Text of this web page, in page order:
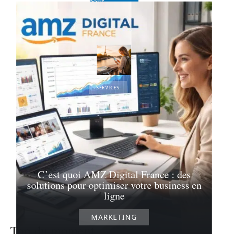
C’est quoi AMZ Digital France : des
solutions pour optimiser votre business en
ligne
MARKETING
28 mai 2026
SERVICES
Explorez la
France avec
parcoureo,
l’application
de voyage
innovante
25 mai 2026
Top du moment